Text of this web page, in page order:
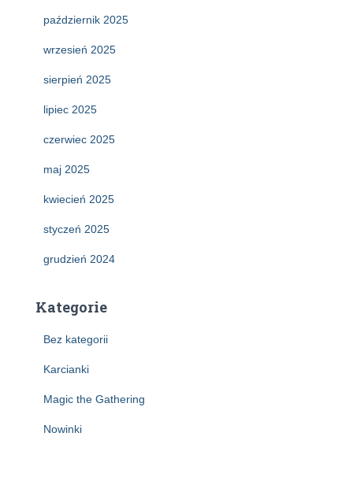
październik 2025
wrzesień 2025
sierpień 2025
lipiec 2025
czerwiec 2025
maj 2025
kwiecień 2025
styczeń 2025
grudzień 2024
Kategorie
Bez kategorii
Karcianki
Magic the Gathering
Nowinki